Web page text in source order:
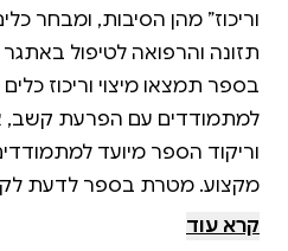
וריכוז” מהן הסיבות, ומבחר
בספר תמצאו מיצוי וריכוז
למתמודדים עם הפרעת קשב,
וריקוד הספר מיועד
מקצוע. מטרת בספר לדעת
הזו לקבל כלים איך לייצר
קרא עוד